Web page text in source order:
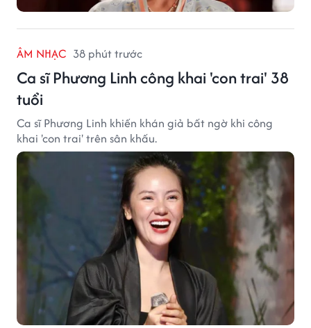
ÂM NHẠC 38 phút trước
Ca sĩ Phương Linh công khai 'con trai' 38
tuổi
Ca sĩ Phương Linh khiến khán giả bất ngờ khi công
khai 'con trai' trên sân khấu.